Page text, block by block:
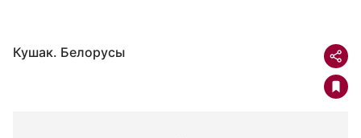
Кушак. Белорусы